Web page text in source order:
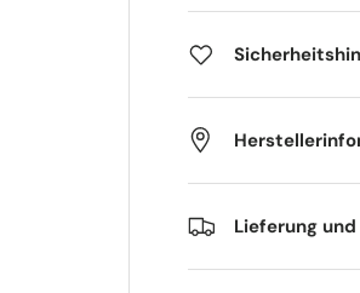
Lieferung